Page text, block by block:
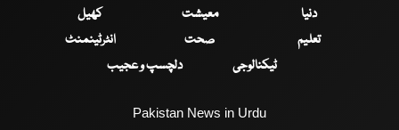
دنیا
معیشت
کھیل
تعلیم
صحت
انٹرٹینمنٹ
ٹیکنالوجی
دلچسپ و عجیب
Pakistan News in Urdu